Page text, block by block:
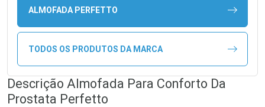
ALMOFADA PERFETTO
TODOS OS PRODUTOS DA MARCA
Descrição Almofada Para Conforto Da
Prostata Perfetto